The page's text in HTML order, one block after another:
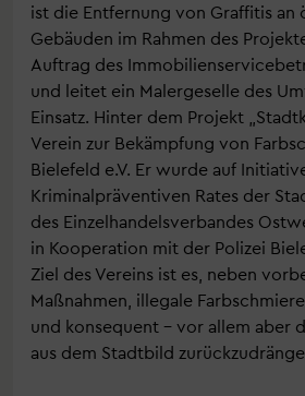
ist die Entfernung von Graffitis an
Gebäuden im Rahmen des
Auftrag des
und leitet ein Malergeselle des
Einsatz. Hinter dem Projekt
Verein zur Bekämpfung von
Bielefeld e.V. Er wurde auf
Kriminalpräventiven Rates der
des Einzelhandelsverbandes
in Kooperation mit der Polizei
Ziel des Vereins ist es, neben
Maßnahmen, illegale
und konsequent – vor allem aber
aus dem Stadtbild